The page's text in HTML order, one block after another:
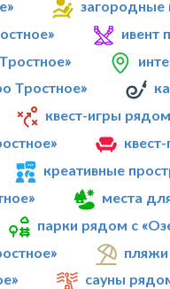
загородные
ивент
Тростное»
квест-игры
креативные
места
парки рядом с
пляжи
сауны